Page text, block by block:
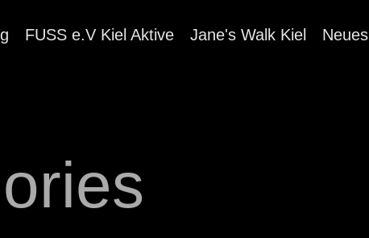
FUSS e.V Kiel Aktive Jane's Walk Kiel
Neues